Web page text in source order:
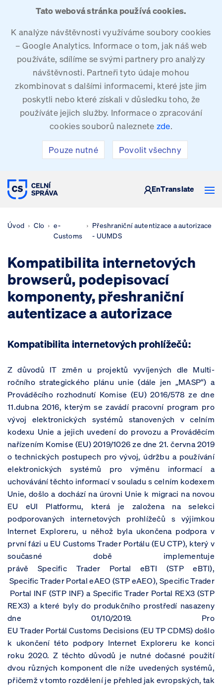
Tato webová stránka používá cookies.
K analýze návštěvnosti využíváme soubory cookies
– Google Analytics. Informace o tom, jak náš web
používáte, sdílíme se svými partnery pro analýzy
návštěvnosti. Partneři tyto údaje mohou
zkombinovat s dalšími informacemi, které jste jim
poskytli nebo které získali v důsledku toho, že
používáte jejich služby. Informace o zpracování
cookies souborů naleznete zde.
Pouze nutné Povolit všechny
CELNÍ SPRÁVA ČESKÉ REPUBLIKY
EnTranslate
Úvod Clo
e-
Customs
Přeshraniční autentizace a autorizace
- UUMDS
Kompatibilita internetových
browserů, podepisovací
komponenty, přeshraniční
autentizace a autorizace
Kompatibilita internetových prohlížečů:
Z důvodů IT změn u projektů vyvíjených dle Multi-
ročního strategického plánu unie (dále jen „MASP“) a
Prováděcího rozhodnutí Komise (EU) 2016/578 ze dne
11.dubna 2016, kterým se zavádí pracovní program pro
vývoj elektronických systémů stanovených v celním
kodexu Unie a jejich uvedení do provozu a Prováděcím
nařízením Komise (EU) 2019/1026 ze dne 21. června 2019
o technických postupech pro vývoj, údržbu a používání
elektronických systémů pro výměnu informací a
uchovávání těchto informací v souladu s celním kodexem
Unie, došlo a dochází na úrovni Unie k migraci na novou
EU eUI Platformu, která je založena na selekci
podporovaných internetových prohlížečů s výjimkou
Internet Exploreru, u něhož byla ukončena podpora v
první fázi u EU Customs Trader Portálu (EU CTP), který v
současné době implementuje
právě Specific Trader Portal eBTI (STP eBTI),
Specific Trader Portal eAEO (STP eAEO), Specific Trader
Portal INF (STP INF) a Specific Trader Portal REX3 (STP
REX3) a které byly do produkčního prostředí nasazeny
dne 01/10/2019. Pro
EU Trader Portál Customs Decisions (EU TP CDMS) došlo
k ukončení této podpory Internet Exploreru ke konci
roku 2020. Z těchto důvodů je nutné dočasné použití
dvou různých komponent dle níže uvedených systémů,
přičemž v tomto rozdělení je přehled jak evropských, tak